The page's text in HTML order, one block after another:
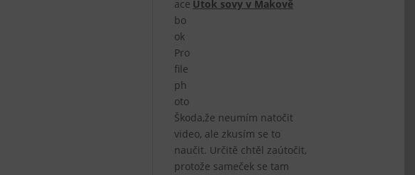
Útok sovy v Makově
Škoda,že neumím natočit
video, ale zkusím se to
naučit. Určitě chtěl zaútočit,
protože sameček se tam